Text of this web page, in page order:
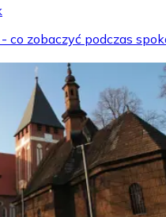
co zobaczyć podczas